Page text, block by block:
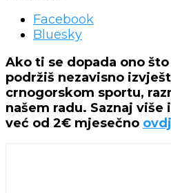
Facebook
Bluesky
Ako ti se dopada ono
podržiš nezavisno
crnogorskom sportu,
našem radu. Saznaj više
već od 2€ mjesečno